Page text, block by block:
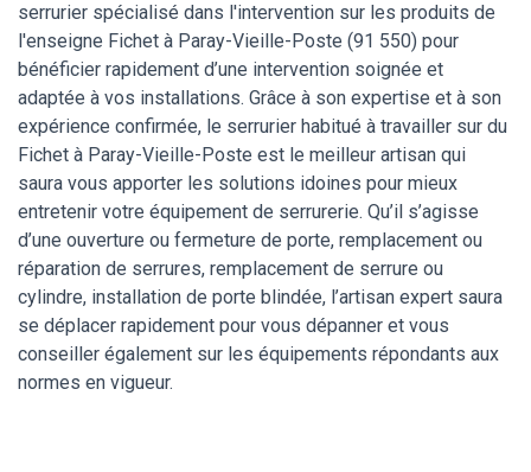
serrurier spécialisé dans l'intervention sur les produits de
l'enseigne Fichet à Paray-Vieille-Poste (91 550) pour
bénéficier rapidement d’une intervention soignée et
adaptée à vos installations. Grâce à son expertise et à son
expérience confirmée, le serrurier habitué à travailler sur du
Fichet à Paray-Vieille-Poste est le meilleur artisan qui
saura vous apporter les solutions idoines pour mieux
entretenir votre équipement de serrurerie. Qu’il s’agisse
d’une ouverture ou fermeture de porte, remplacement ou
réparation de serrures, remplacement de serrure ou
cylindre, installation de porte blindée, l’artisan expert saura
se déplacer rapidement pour vous dépanner et vous
conseiller également sur les équipements répondants aux
normes en vigueur.